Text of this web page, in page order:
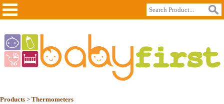
Products > Thermometers